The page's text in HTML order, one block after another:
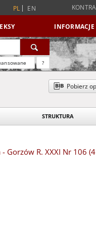
PL EN
INFORMACJE
?
Pobierz
STRUKTURA
R. XXXI Nr 106